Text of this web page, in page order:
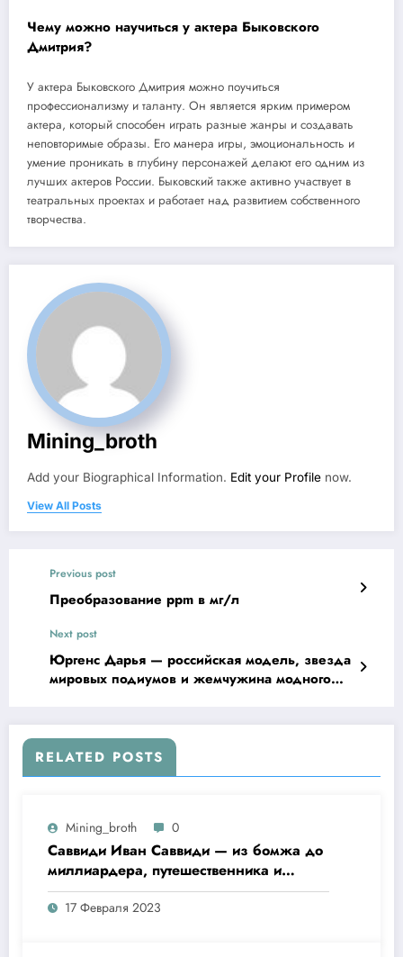
Чему можно научиться у актера Быковского
Дмитрия?
У актера Быковского Дмитрия можно поучиться
профессионализму и таланту. Он является ярким примером
актера, который способен играть разные жанры и создавать
неповторимые образы. Его манера игры, эмоциональность и
умение проникать в глубину персонажей делают его одним из
лучших актеров России. Быковский также активно участвует в
театральных проектах и работает над развитием собственного
творчества.
Mining_broth
Add your Biographical Information. Edit your Profile now.
View All Posts
Previous post
Преобразование ppm в мг/л
Next post
Юргенс Дарья — российская модель, звезда
мировых подиумов и жемчужина модного
загадочность личной жизни
RELATED POSTS
Mining_broth 0
Саввиди Иван Саввиди — из бомжа до
миллиардера, путешественника и
футбольного президента —
удивительная биография
17 Февраля 2023